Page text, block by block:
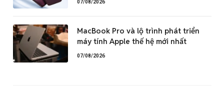
07/08/2026
MacBook Pro và lộ trình phát triển
máy tính Apple thế hệ mới nhất
07/08/2026